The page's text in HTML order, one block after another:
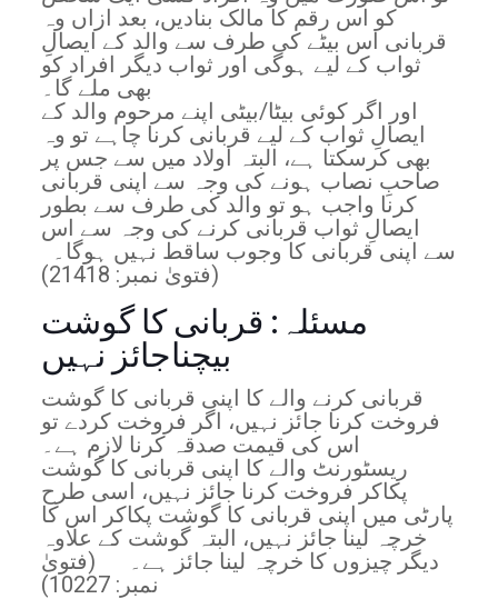
کو اس رقم کا مالک بنادیں، بعد ازاں وہ
قربانی اس بیٹے کی طرف سے والد کے ایصالِ
ثواب کے لیے ہوگی اور ثواب دیگر افراد کو
بھی ملے گا۔
اور اگر کوئی بیٹا/بیٹی اپنے مرحوم والد کے
ایصالِ ثواب کے لیے قربانی کرنا چاہے تو وہ
بھی کرسکتا ہے، البتہ اولاد میں سے جس پر
صاحبِ نصاب ہونے کی وجہ سے اپنی قربانی
کرنا واجب ہو تو والد کی طرف سے بطور
ایصالِ ثواب قربانی کرنے کی وجہ سے اس
سے اپنی قربانی کا وجوب ساقط نہیں ہوگا۔
(فتویٰ نمبر: 21418)
مسئلہ: قربانی کا گوشت
بیچناجائز نہیں
قربانی کرنے والے کا اپنی قربانی کا گوشت
فروخت کرنا جائز نہیں، اگر فروخت کردے تو
اس کی قیمت صدقہ کرنا لازم ہے۔
ریسٹورنٹ والے کا اپنی قربانی کا گوشت
پکاکر فروخت کرنا جائز نہیں، اسی طرح
پارٹی میں اپنی قربانی کا گوشت پکاکر اس کا
خرچہ لینا جائز نہیں، البتہ گوشت کے علاوہ
دیگر چیزوں کا خرچہ لینا جائز ہے۔ (فتویٰ
نمبر: 10227)